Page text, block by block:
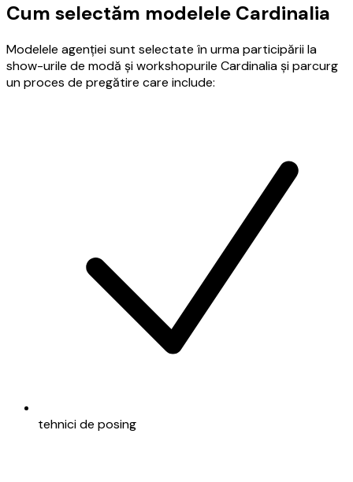
Cum selectăm modelele Cardinalia
Modelele agenției sunt selectate în urma participării la
show-urile de modă și workshopurile Cardinalia și parcurg
un proces de pregătire care include:
tehnici de posing